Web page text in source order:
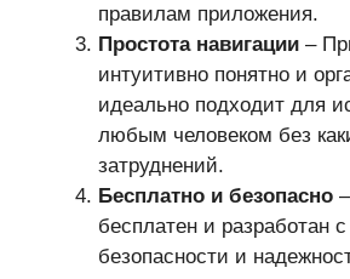
правилам приложения.
Простота навигации –
интуитивно понятно и
идеально подходит для
любым человеком без
затруднений.
Бесплатно и безопасно
бесплатен и разработан
безопасности и